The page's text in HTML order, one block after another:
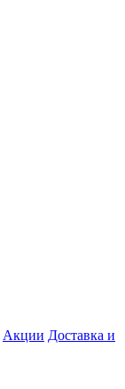
Акции Доставка и